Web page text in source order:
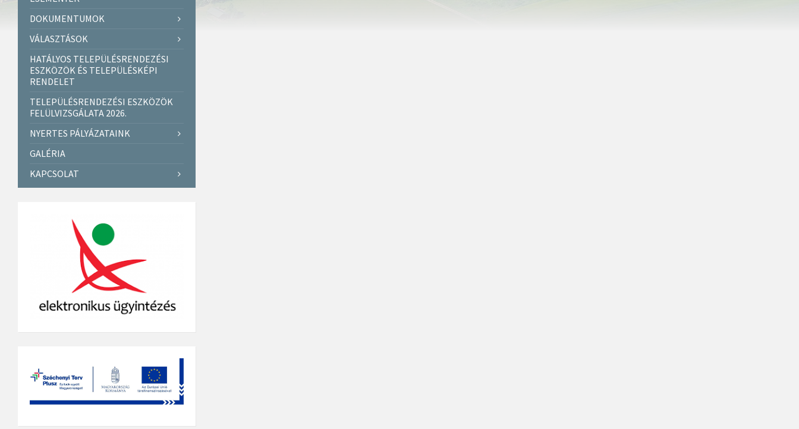
DOKUMENTUMOK
VÁLASZTÁSOK
HATÁLYOS TELEPÜLÉSRENDEZÉSI
ESZKÖZÖK ÉS TELEPÜLÉSKÉPI
RENDELET
TELEPÜLÉSRENDEZÉSI ESZKÖZÖK
FELÜLVIZSGÁLATA 2026.
NYERTES PÁLYÁZATAINK
GALÉRIA
KAPCSOLAT